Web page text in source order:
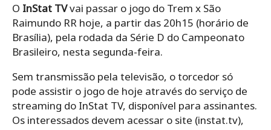
O InStat TVvai passar o jogo do Trem x São
Raimundo RR hoje, a partir das 20h15 (horário de
Brasília), pela rodada da Série D do Campeonato
Brasileiro, nesta segunda-feira.
Sem transmissão pela televisão, o torcedor só
pode assistir o jogo de hoje através do serviço de
streaming do InStat TV, disponível para assinantes.
Os interessados devem acessar o site (instat.tv),